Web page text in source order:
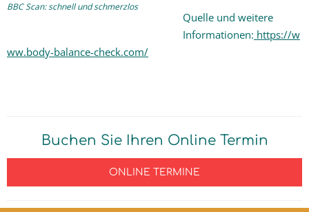
BBC Scan: schnell und schmerzlos
Quelle und weitere
Informationen: https://w
ww.body-balance-check.com/
Buchen Sie Ihren Online Termin
ONLINE TERMINE